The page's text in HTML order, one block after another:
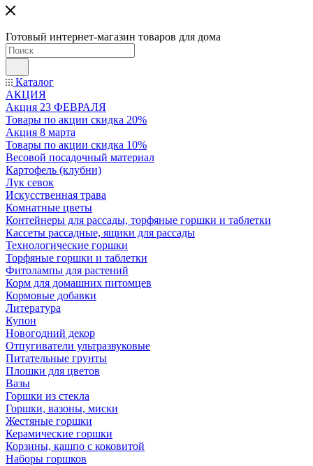
Готовый интернет-магазин товаров для дома
Каталог
АКЦИЯ
Акция 23 ФЕВРАЛЯ
Товары по акции скидка 20%
Акция 8 марта
Товары по акции скидка 10%
Весовой посадочный материал
Картофель (клубни)
Лук севок
Искусственная трава
Комнатные цветы
Контейнеры для рассады, торфяные горшки и таблетки
Кассеты рассадные, ящики для рассады
Технологические горшки
Торфяные горшки и таблетки
Фитолампы для растений
Корм для домашних питомцев
Кормовые добавки
Литература
Купон
Новогодний декор
Отпугиватели ультразвуковые
Питательные грунты
Плошки для цветов
Вазы
Горшки из стекла
Горшки, вазоны, миски
Жестяные горшки
Керамические горшки
Корзины, кашпо с коковитой
Наборы горшков